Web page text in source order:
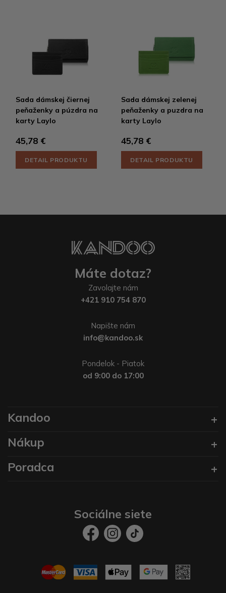
Sada dámskej čiernej
peňaženky a púzdra na
karty Laylo
45,78 €
DETAIL PRODUKTU
Sada dámskej zelenej
peňaženky a puzdra na
karty Laylo
45,78 €
DETAIL PRODUKTU
Máte dotaz?
Zavolajte nám
+421 910 754 870
Napište nám
info@kandoo.sk
Pondelok - Piatok
od 9:00 do 17:00
Kandoo
Nákup
Poradca
Sociálne siete